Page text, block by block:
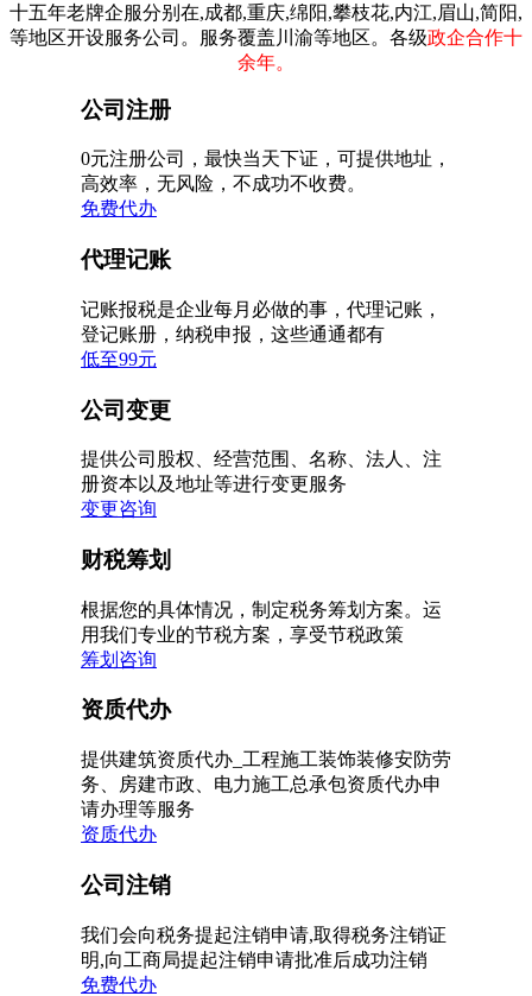
十五年老牌企服分别在,成都,重庆,绵阳,攀枝花,内江,眉山,简阳,
等地区开设服务公司。服务覆盖川渝等地区。各级政企合作十
余年。
公司注册
0元注册公司，最快当天下证，可提供地址，
高效率，无风险，不成功不收费。
免费代办
代理记账
记账报税是企业每月必做的事，代理记账，
登记账册，纳税申报，这些通通都有
低至99元
公司变更
提供公司股权、经营范围、名称、法人、注
册资本以及地址等进行变更服务
变更咨询
财税筹划
根据您的具体情况，制定税务筹划方案。运
用我们专业的节税方案，享受节税政策
筹划咨询
资质代办
提供建筑资质代办_工程施工装饰装修安防劳
务、房建市政、电力施工总承包资质代办申
请办理等服务
资质代办
公司注销
我们会向税务提起注销申请,取得税务注销证
明,向工商局提起注销申请批准后成功注销
免费代办